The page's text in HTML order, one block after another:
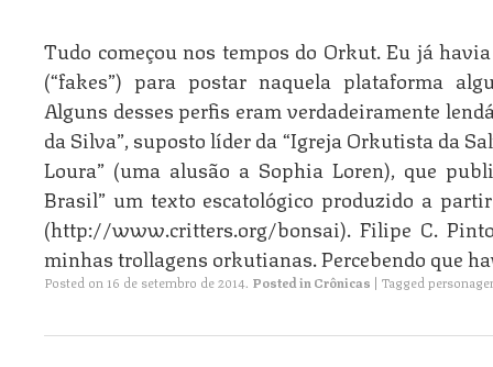
Tudo começou nos tempos do Orkut. Eu já
(“fakes”) para postar naquela plataforma
Alguns desses perfis eram verdadeiramente
da Silva”, suposto líder da “Igreja Orkutista da
Loura” (uma alusão a Sophia Loren), que
Brasil” um texto escatológico produzido a
(http://www.critters.org/bonsai). Filipe C.
minhas trollagens orkutianas. Percebendo que
Posted on 16 de setembro de 2014. Posted in Crônicas | Tagged